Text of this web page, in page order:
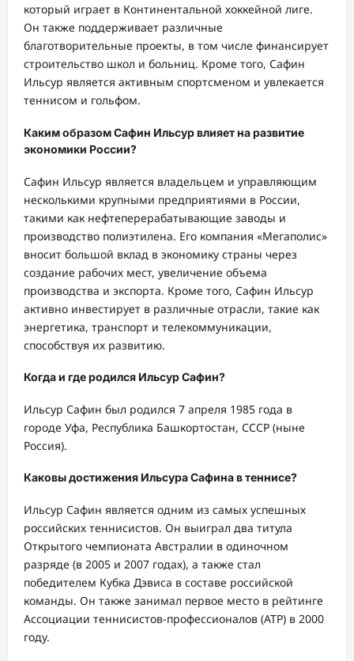
который играет в Континентальной хоккейной лиге.
Он также поддерживает различные
благотворительные проекты, в том числе финансирует
строительство школ и больниц. Кроме того, Сафин
Ильсур является активным спортсменом и увлекается
теннисом и гольфом.
Каким образом Сафин Ильсур влияет на развитие
экономики России?
Сафин Ильсур является владельцем и управляющим
несколькими крупными предприятиями в России,
такими как нефтеперерабатывающие заводы и
производство полиэтилена. Его компания «Мегаполис»
вносит большой вклад в экономику страны через
создание рабочих мест, увеличение объема
производства и экспорта. Кроме того, Сафин Ильсур
активно инвестирует в различные отрасли, такие как
энергетика, транспорт и телекоммуникации,
способствуя их развитию.
Когда и где родился Ильсур Сафин?
Ильсур Сафин был родился 7 апреля 1985 года в
городе Уфа, Республика Башкортостан, СССР (ныне
Россия).
Каковы достижения Ильсура Сафина в теннисе?
Ильсур Сафин является одним из самых успешных
российских теннисистов. Он выиграл два титула
Открытого чемпионата Австралии в одиночном
разряде (в 2005 и 2007 годах), а также стал
победителем Кубка Дэвиса в составе российской
команды. Он также занимал первое место в рейтинге
Ассоциации теннисистов-профессионалов (ATP) в 2000
году.